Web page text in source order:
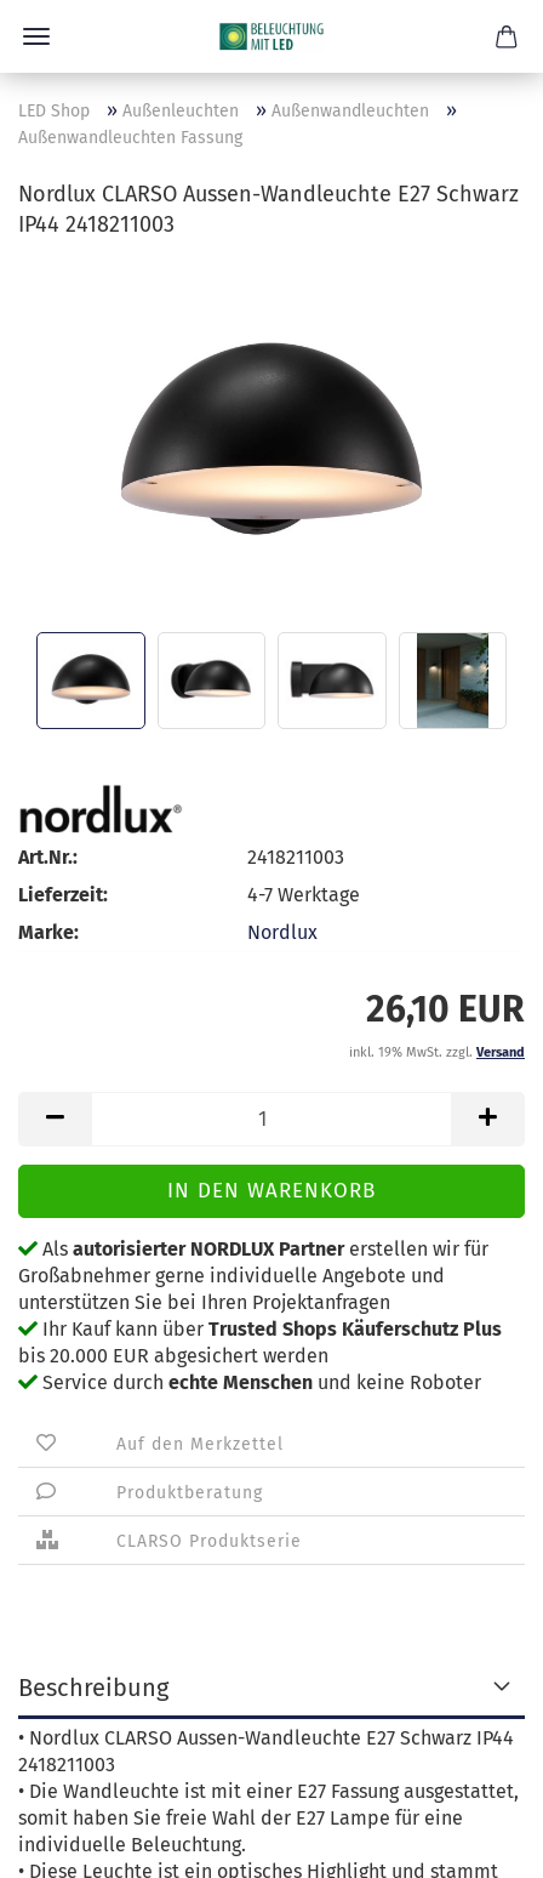
LED Shop » Außenleuchten » Außenwandleuchten »
Außenwandleuchten Fassung
Nordlux CLARSO Aussen-Wandleuchte E27 Schwarz
IP44 2418211003
Art.Nr.:
2418211003
Lieferzeit:
4-7 Werktage
Marke:
Nordlux
26,10 EUR
inkl. 19% MwSt. zzgl. Versand
Als autorisierter NORDLUX Partnererstellen wir für
Großabnehmer gerne individuelle Angebote und
unterstützen Sie bei Ihren Projektanfragen
Ihr Kauf kann über Trusted Shops Käuferschutz Plus
bis 20.000 EUR abgesichert werden
Service durch echte Menschen und keine Roboter
Auf den Merkzettel
Produktberatung
CLARSO Produktserie
Beschreibung
• Nordlux CLARSO Aussen-Wandleuchte E27 Schwarz IP44
2418211003
• Die Wandleuchte ist mit einer E27 Fassung ausgestattet,
somit haben Sie freie Wahl der E27 Lampe für eine
individuelle Beleuchtung.
• Diese Leuchte ist ein optisches Highlight und stammt